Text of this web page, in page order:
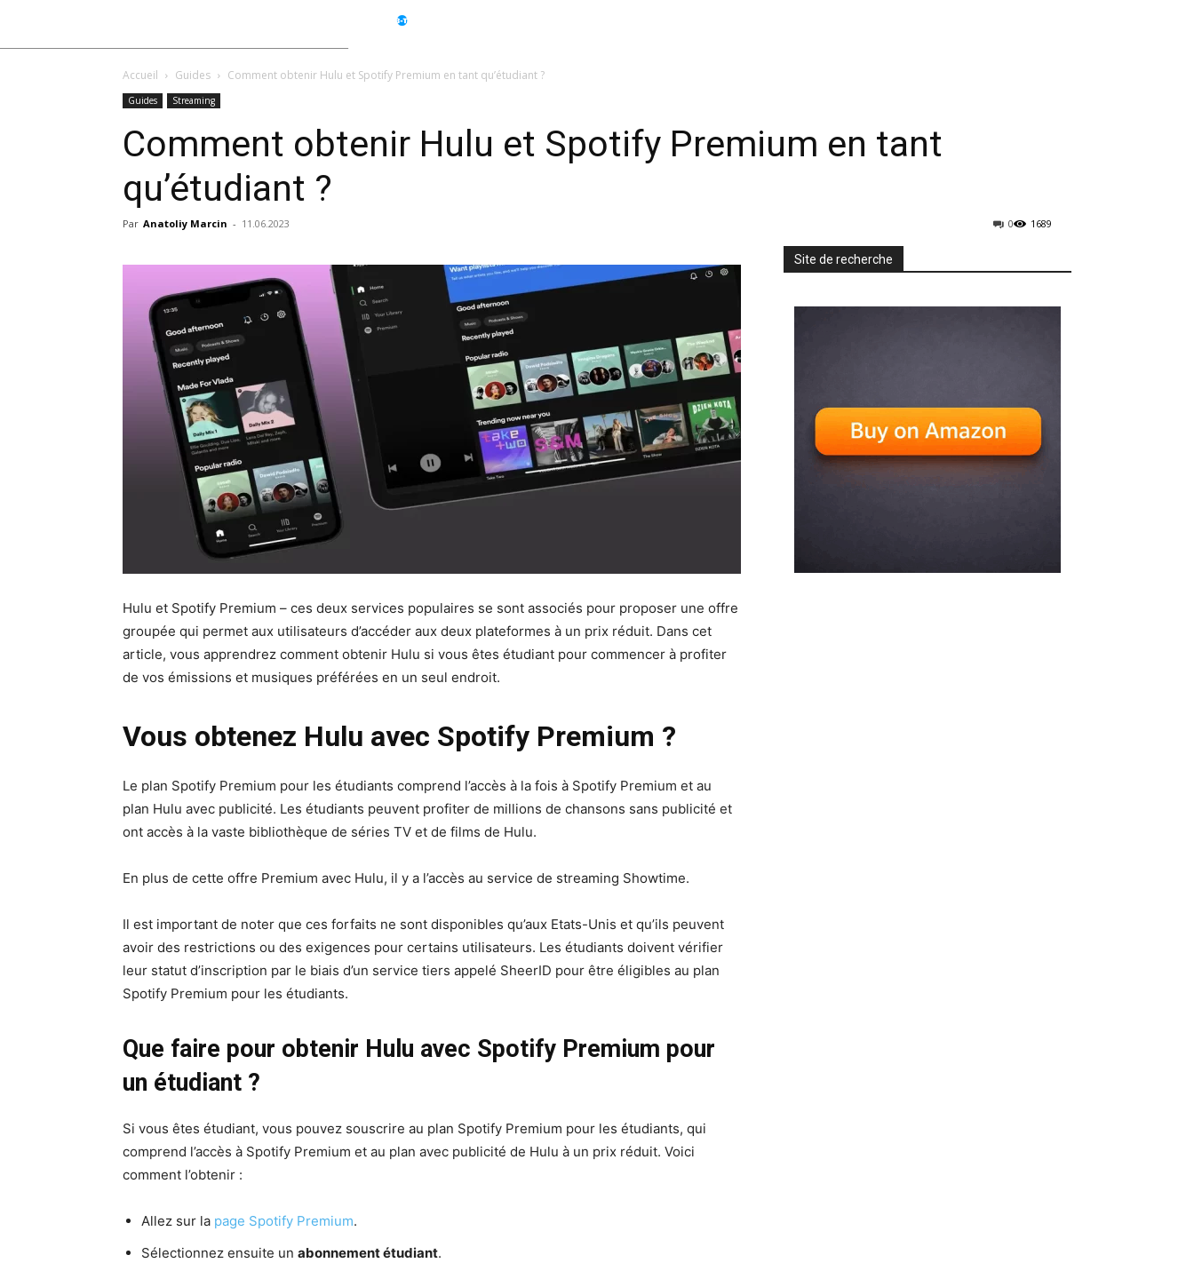
Accueil Guides Comment obtenir Hulu et Spotify Premium en tant qu’étudiant ?
Guides Streaming
Comment obtenir Hulu et Spotify Premium en tant
qu’étudiant ?
Par Anatoliy Marcin - 11.06.2023 1689
0
Hulu et Spotify Premium – ces deux services populaires se sont associés pour proposer une offre
groupée qui permet aux utilisateurs d’accéder aux deux plateformes à un prix réduit. Dans cet
article, vous apprendrez comment obtenir Hulu si vous êtes étudiant pour commencer à profiter
de vos émissions et musiques préférées en un seul endroit.
Vous obtenez Hulu avec Spotify Premium ?
Le plan Spotify Premium pour les étudiants comprend l’accès à la fois à Spotify Premium et au
plan Hulu avec publicité. Les étudiants peuvent profiter de millions de chansons sans publicité et
ont accès à la vaste bibliothèque de séries TV et de films de Hulu.
En plus de cette offre Premium avec Hulu, il y a l’accès au service de streaming Showtime.
Il est important de noter que ces forfaits ne sont disponibles qu’aux Etats-Unis et qu’ils peuvent
avoir des restrictions ou des exigences pour certains utilisateurs. Les étudiants doivent vérifier
leur statut d’inscription par le biais d’un service tiers appelé SheerID pour être éligibles au plan
Spotify Premium pour les étudiants.
Que faire pour obtenir Hulu avec Spotify Premium pour
un étudiant ?
Si vous êtes étudiant, vous pouvez souscrire au plan Spotify Premium pour les étudiants, qui
comprend l’accès à Spotify Premium et au plan avec publicité de Hulu à un prix réduit. Voici
comment l’obtenir :
Allez sur la page Spotify Premium.
Sélectionnez ensuite un abonnement étudiant.
Site de recherche